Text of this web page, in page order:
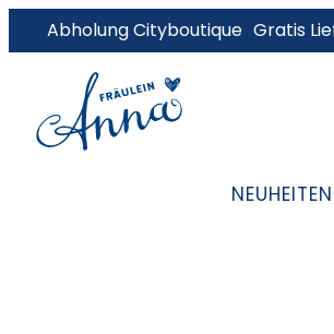
Abholung Cityboutique Gratis
NEUHEITEN